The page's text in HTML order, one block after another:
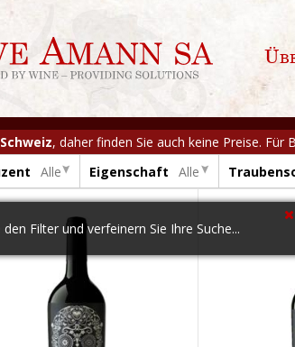
, daher finden Sie auch keine Preise. Für
Filter und verfeinern Sie Ihre Suche...
Alle Eigenschaft Alle